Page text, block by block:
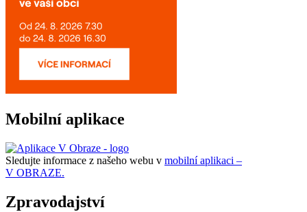
Mobilní aplikace
Sledujte informace z našeho webu v mobilní aplikaci –
V OBRAZE.
Zpravodajství